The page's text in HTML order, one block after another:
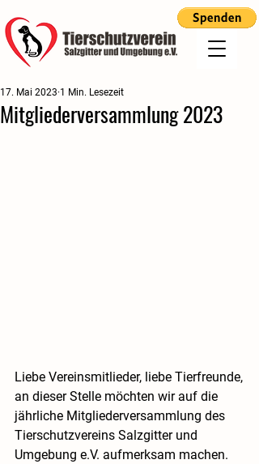
Mitgliederversammlung 2023
17. Mai 2023 1 Min. Lesezeit
Liebe Vereinsmitlieder, liebe Tierfreunde,
an dieser Stelle möchten wir auf die
jährliche Mitgliederversammlung des
Tierschutzvereins Salzgitter und
Umgebung e.V. aufmerksam machen.